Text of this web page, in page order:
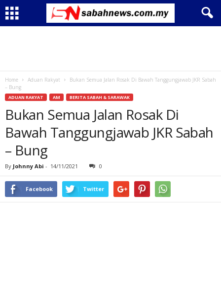
Home Aduan Rakyat
Bukan Semua Jalan Rosak Di Bawah Tanggungjawab JKR Sabah
– Bung
ADUAN RAKYAT AM BERITA SABAH & SARAWAK
Bukan Semua Jalan Rosak Di
Bawah Tanggungjawab JKR Sabah
– Bung
By Johnny Abi - 14/11/2021 0
Facebook Twitter